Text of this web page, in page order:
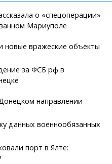
о «спецоперации»
Мариуполе
новые вражеские объекты
за ФСБ рф в
направлении
данных военнообязанных
порт в Ялте: